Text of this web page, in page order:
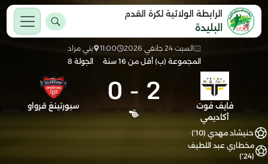
الرابطة الولائية لكرة القدم
البليدة
السبت 24 جانفي 2026 11:00
بني مراد
المجموعة (ب) أقل من 16 سنة
الجولة 8
فايف فوت
أكاديمي
2
-
0 سبورتينغ قرواو
حنيشاد مهدي (10')
مخطاري عبد اللطيف
(24')